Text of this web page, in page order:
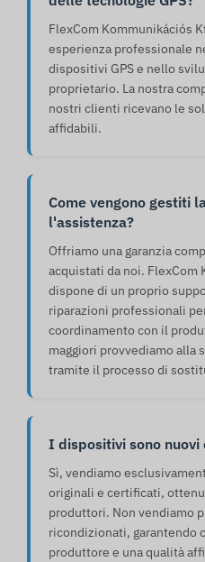
FlexCom Kommunikációs
esperienza professionale
dispositivi GPS e nello
proprietario. La nostra
nostri clienti ricevano le
affidabili.
Come vengono gestiti
l'assistenza?
Offriamo una garanzia
acquistati da noi. FlexCom
dispone di un proprio
riparazioni professionali
coordinamento con il
maggiori provvediamo
tramite il processo di
I dispositivi sono nuovi
Sì, vendiamo
originali e certificati,
produttori. Non vendiamo
ricondizionati, garantendo
produttore e una qualità